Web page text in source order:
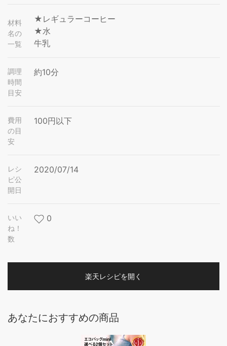
材料
名の
一覧
★レギュラーコーヒー
★水
牛乳
調理
時間
目安
約10分
費用
の目
安
100円以下
レシ
ピ公
開日
2020/07/14
いい
ね！
数
0
楽天レシピを開く
あなたにおすすめの商品